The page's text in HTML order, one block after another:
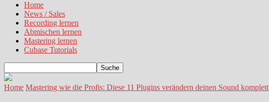
Home
News / Sales
Recording lernen
Abmischen lernen
Mastering lernen
Cubase Tutorials
Home Mastering wie die Profis: Diese 11 Plugins verändern deinen Sound komplett